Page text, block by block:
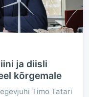
ja diisli
kõrgemale
Timo Tatari